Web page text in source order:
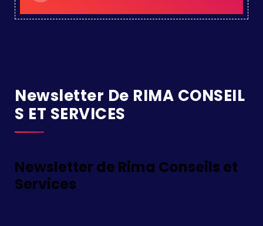
Newsletter De RIMA CONSEIL
S ET SERVICES
Newsletter de Rima Conseils et
Services